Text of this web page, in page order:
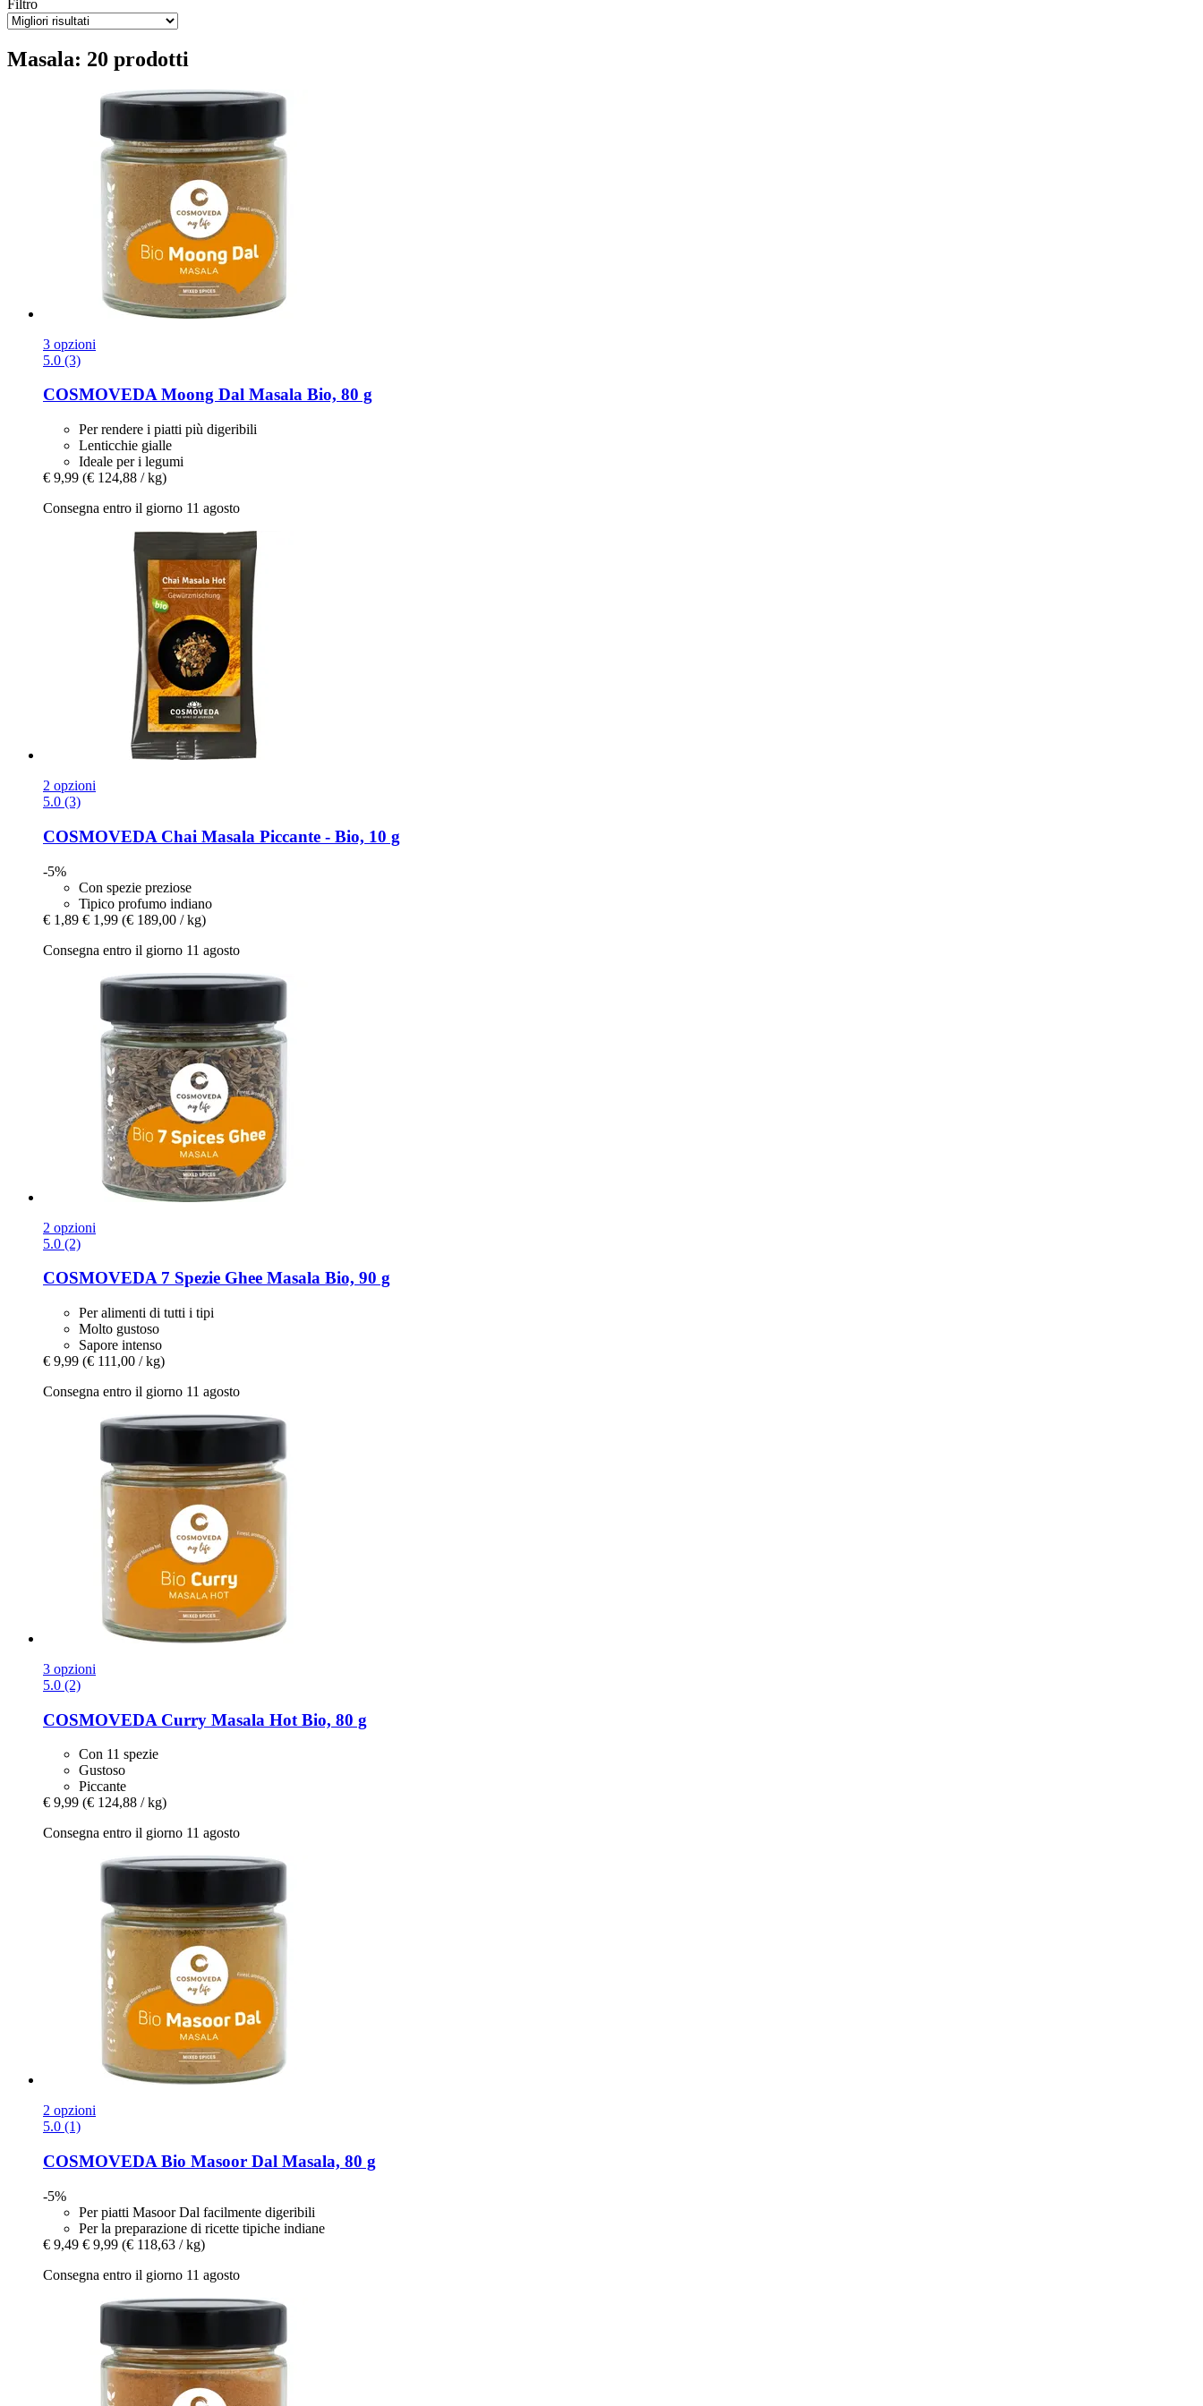
Filtro
Masala: 20 prodotti
3 opzioni
5.0 (3)
COSMOVEDAMoong Dal Masala Bio, 80 g
Per rendere i piatti più digeribili
Lenticchie gialle
Ideale per i legumi
€ 9,99 (€ 124,88 / kg)
Consegna entro il giorno 11 agosto
2 opzioni
5.0 (3)
COSMOVEDA Chai Masala Piccante -​ Bio, 10 g
-5%
Con spezie preziose
Tipico profumo indiano
€ 1,89 € 1,99 (€ 189,00 / kg)
Consegna entro il giorno 11 agosto
2 opzioni
5.0 (2)
COSMOVEDA7 Spezie Ghee Masala Bio, 90 g
Per alimenti di tutti i tipi
Molto gustoso
Sapore intenso
€ 9,99 (€ 111,00 / kg)
Consegna entro il giorno 11 agosto
3 opzioni
5.0 (2)
COSMOVEDA Curry Masala Hot Bio, 80 g
Con 11 spezie
Gustoso
Piccante
€ 9,99 (€ 124,88 / kg)
Consegna entro il giorno 11 agosto
2 opzioni
5.0 (1)
COSMOVEDA Bio Masoor Dal Masala, 80 g
-5%
Per piatti Masoor Dal facilmente digeribili
Per la preparazione di ricette tipiche indiane
€ 9,49 € 9,99 (€ 118,63 / kg)
Consegna entro il giorno 11 agosto